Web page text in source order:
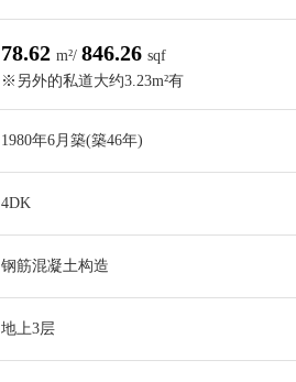
78.62 m²/ 846.26 sqf
※另外的私道大约3.23m²有
1980年6月築(築46年)
4DK
钢筋混凝土构造
地上3层